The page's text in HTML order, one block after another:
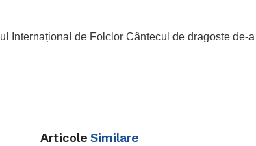
Internațional de Folclor Cântecul de dragoste de-a
Articole Similare